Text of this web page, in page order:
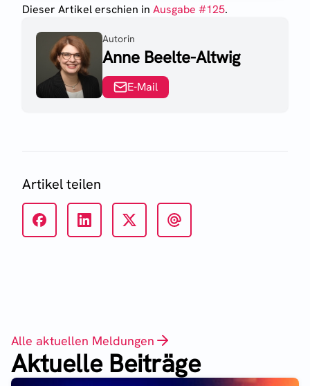
Dieser Artikel erschien in Ausgabe #125.
Autorin
Anne Beelte-Altwig
E-Mail
Artikel teilen
Alle aktuellen Meldungen
Aktuelle Beiträge